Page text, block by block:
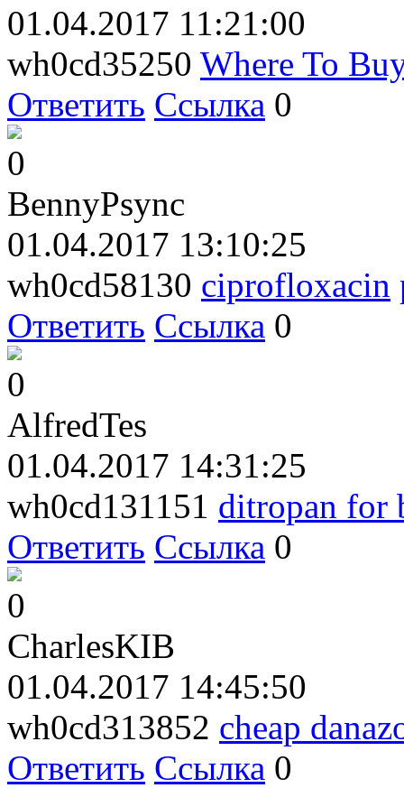
01.04.2017 11:21:00
wh0cd35250 Where To
Ответить Ссылка 0
0
BennyPsync
01.04.2017 13:10:25
wh0cd58130 ciprofloxacin
Ответить Ссылка 0
0
AlfredTes
01.04.2017 14:31:25
wh0cd131151 ditropan for
Ответить Ссылка 0
0
CharlesKIB
01.04.2017 14:45:50
wh0cd313852 cheap
Ответить Ссылка 0